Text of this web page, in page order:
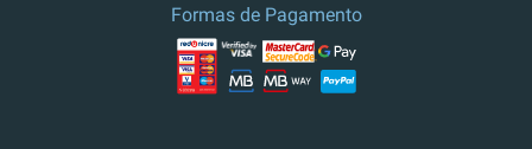
Formas de Pagamento